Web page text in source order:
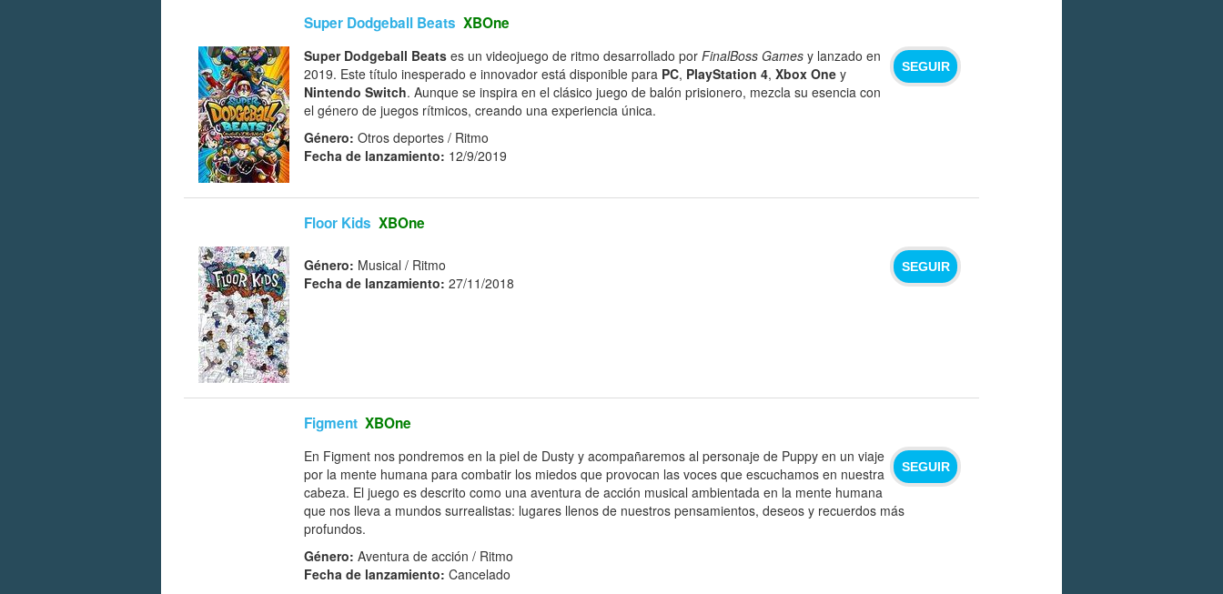
Super Dodgeball Beats XBOne
SEGUIR
Super Dodgeball Beats es un videojuego de ritmo desarrollado por FinalBoss Games y lanzado en
2019. Este título inesperado e innovador está disponible para PC, PlayStation 4, Xbox One y
Nintendo Switch. Aunque se inspira en el clásico juego de balón prisionero, mezcla su esencia con
el género de juegos rítmicos, creando una experiencia única.
Género: Otros deportes / Ritmo
Fecha de lanzamiento: 12/9/2019
Floor Kids XBOne
SEGUIR
Género: Musical / Ritmo
Fecha de lanzamiento: 27/11/2018
Figment XBOne
SEGUIR
En Figment nos pondremos en la piel de Dusty y acompañaremos al personaje de Puppy en un viaje
por la mente humana para combatir los miedos que provocan las voces que escuchamos en nuestra
cabeza. El juego es descrito como una aventura de acción musical ambientada en la mente humana
que nos lleva a mundos surrealistas: lugares llenos de nuestros pensamientos, deseos y recuerdos más
profundos.
Género: Aventura de acción / Ritmo
Fecha de lanzamiento: Cancelado